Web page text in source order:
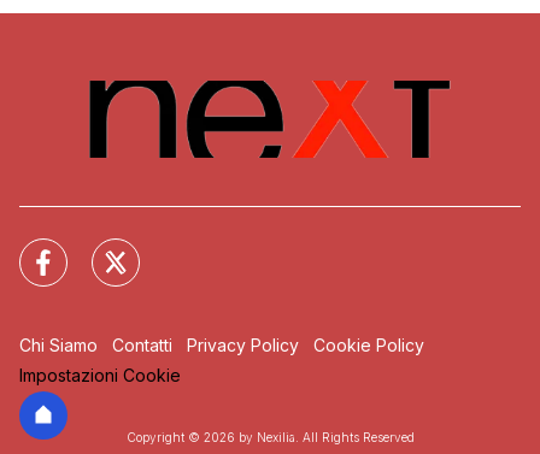
Chi Siamo Contatti Privacy Policy
Cookie Policy
Impostazioni Cookie
Copyright © 2026 by Nexilia. All Rights Reserved